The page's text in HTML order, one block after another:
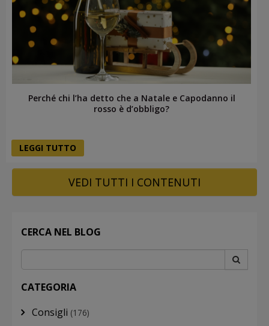
Perché chi l’ha detto che a Natale e Capodanno il
rosso è d’obbligo?
LEGGI TUTTO
VEDI TUTTI I CONTENUTI
CERCA NEL BLOG
CATEGORIA
Consigli (176)